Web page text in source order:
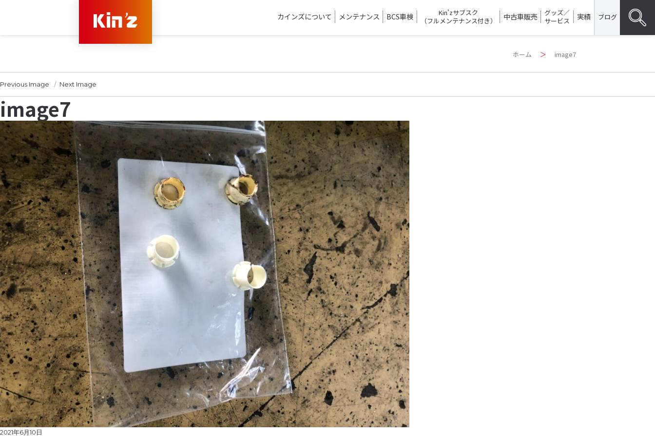
カインズについて メンテナンス BCS車検
Kin’zサブスク
（フルメンテナンス付き）
中古車販売
グッズ／
サービス
実績 ブログ
ホーム ＞ image7
Previous Image Next Image
image7
Posted
2021年6月10日